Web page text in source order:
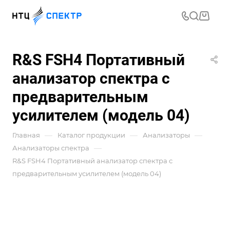
R&S FSH4 Портативный
анализатор спектра с
предварительным
усилителем (модель 04)
Главная — Каталог продукции — Анализаторы —
Анализаторы спектра —
R&S FSH4 Портативный анализатор спектра с
предварительным усилителем (модель 04)